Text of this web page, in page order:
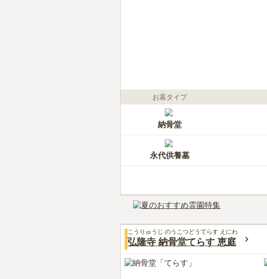
お墓タイプ
納骨堂
永代供養墓
こうりゅうじ のうこつどうてらす えにわ
弘隆寺 納骨堂てらす 恵庭